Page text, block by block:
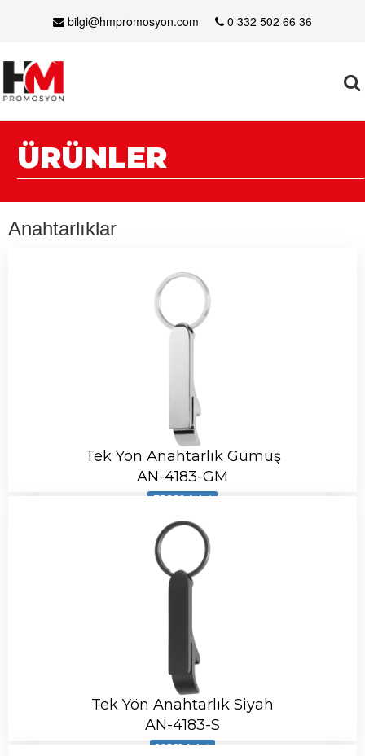
bilgi@hmpromosyon.com 0 332 502 66 36
ÜRÜNLER
Anahtarlıklar
Tek Yön Anahtarlık Gümüş
AN-4183-GM
75660 Adet
Tek Yön Anahtarlık Siyah
AN-4183-S
10561 Adet